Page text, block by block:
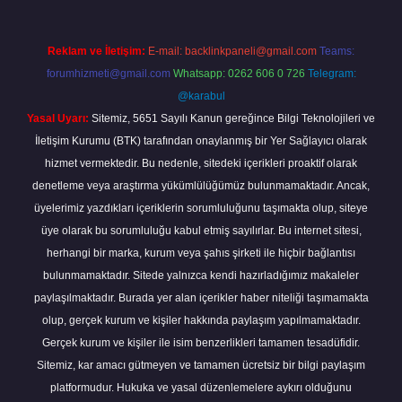
Reklam ve İletişim: E-mail: backlinkpaneli@gmail.com Teams:
forumhizmeti@gmail.com Whatsapp: 0262 606 0 726 Telegram:
@karabul
Yasal Uyarı: Sitemiz, 5651 Sayılı Kanun gereğince Bilgi Teknolojileri ve
İletişim Kurumu (BTK) tarafından onaylanmış bir Yer Sağlayıcı olarak
hizmet vermektedir. Bu nedenle, sitedeki içerikleri proaktif olarak
denetleme veya araştırma yükümlülüğümüz bulunmamaktadır. Ancak,
üyelerimiz yazdıkları içeriklerin sorumluluğunu taşımakta olup, siteye
üye olarak bu sorumluluğu kabul etmiş sayılırlar. Bu internet sitesi,
herhangi bir marka, kurum veya şahıs şirketi ile hiçbir bağlantısı
bulunmamaktadır. Sitede yalnızca kendi hazırladığımız makaleler
paylaşılmaktadır. Burada yer alan içerikler haber niteliği taşımamakta
olup, gerçek kurum ve kişiler hakkında paylaşım yapılmamaktadır.
Gerçek kurum ve kişiler ile isim benzerlikleri tamamen tesadüfidir.
Sitemiz, kar amacı gütmeyen ve tamamen ücretsiz bir bilgi paylaşım
platformudur. Hukuka ve yasal düzenlemelere aykırı olduğunu